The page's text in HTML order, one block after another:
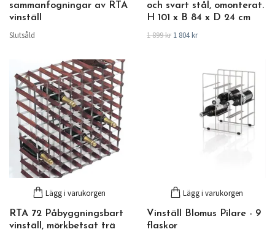
sammanfogningar av RTA
vinställ
Slutsåld
och svart stål, omonterat.
H 101 x B 84 x D 24 cm
1 899 kr 1 804 kr
Lägg i varukorgen
RTA 72 Påbyggningsbart
vinställ, mörkbetsat trä
Lägg i varukorgen
Vinställ Blomus Pilare - 9
flaskor